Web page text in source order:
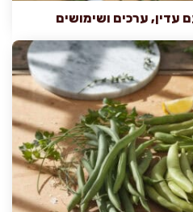
עדין, ערכים ושימושים